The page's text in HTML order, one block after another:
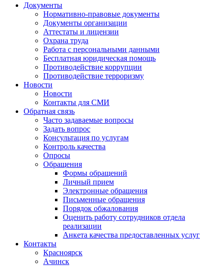
Документы
Нормативно-правовые документы
Документы организации
Аттестаты и лицензии
Охрана труда
Работа с персональными данными
Бесплатная юридическая помощь
Противодействие коррупции
Противодействие терроризму
Новости
Новости
Контакты для СМИ
Обратная связь
Часто задаваемые вопросы
Задать вопрос
Консультация по услугам
Контроль качества
Опросы
Обращения
Формы обращений
Личный прием
Электронные обращения
Письменные обращения
Порядок обжалования
Оценить работу сотрудников отдела
реализации
Анкета качества предоставленных услуг
Контакты
Красноярск
Ачинск